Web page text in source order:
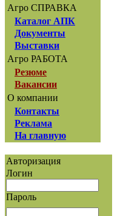
Агро СПРАВКА
Каталог АПК
Документы
Выставки
Агро РАБОТА
Резюме
Вакансии
О компании
Контакты
Реклама
На главную
Авторизация
Логин
Пароль